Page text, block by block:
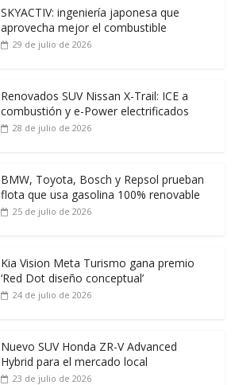
SKYACTIV: ingeniería japonesa que
aprovecha mejor el combustible
29 de julio de 2026
Renovados SUV Nissan X-Trail: ICE a
combustión y e-Power electrificados
28 de julio de 2026
BMW, Toyota, Bosch y Repsol prueban
flota que usa gasolina 100% renovable
25 de julio de 2026
Kia Vision Meta Turismo gana premio
‘Red Dot diseño conceptual’
24 de julio de 2026
Nuevo SUV Honda ZR-V Advanced
Hybrid para el mercado local
23 de julio de 2026